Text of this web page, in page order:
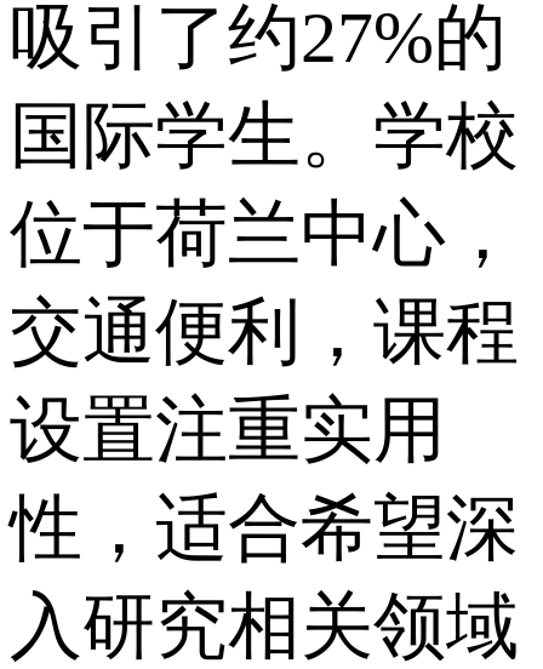
吸引了约27%的
国际学生。学校
位于荷兰中心，
交通便利，课程
设置注重实用
性，适合希望深
入研究相关领域